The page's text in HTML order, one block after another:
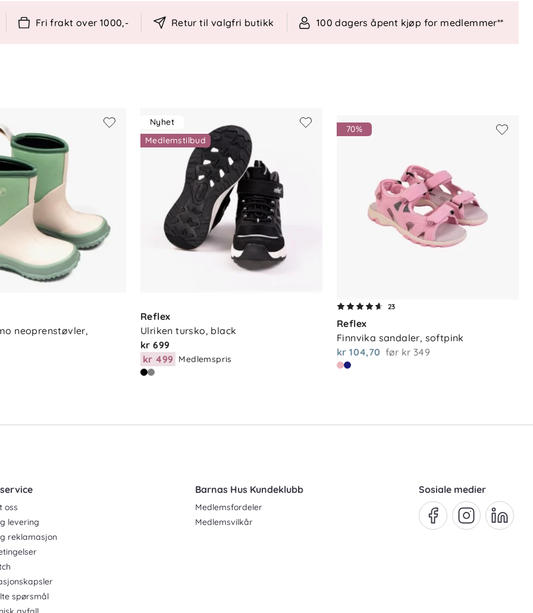
med Bionic Finish Eco Plus
ved behov
Fri frakt over 1000,- Retur til valgfri butikk 100 dagers åpent kjøp for medlemmer**
neoprenstøvler,
Nyhet
Medlemstilbud
Reflex
Ulriken tursko, black
kr 699
kr 499
Medlemspris
70%
23
Reflex
Finnvika sandaler, softpink
kr 104,70 før kr 349
oss
levering
reklamasjon
spørsmål
Barnas Hus Kundeklubb
Medlemsfordeler
Medlemsvilkår
Sosiale medier